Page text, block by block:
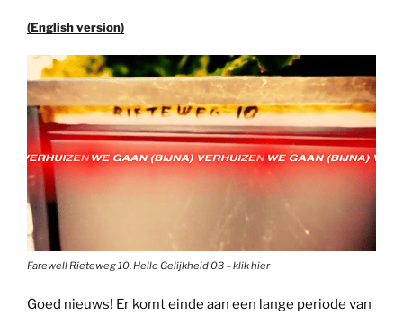
(English version)
Farewell Rieteweg 10, Hello Gelijkheid 03 – klik hier
Goed nieuws! Er komt einde aan een lange periode van